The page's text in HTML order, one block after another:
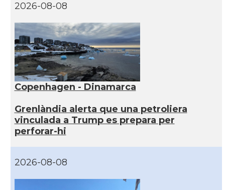
2026-08-08
Copenhagen - Dinamarca
Grenlàndia alerta que una petroliera
vinculada a Trump es prepara per
perforar-hi
2026-08-08